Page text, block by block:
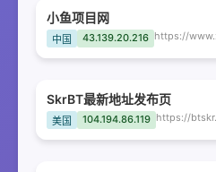
小鱼项目网
中国 43.139.20.216 https://
SkrBT最新地址发布页
美国 104.194.86.119 https://